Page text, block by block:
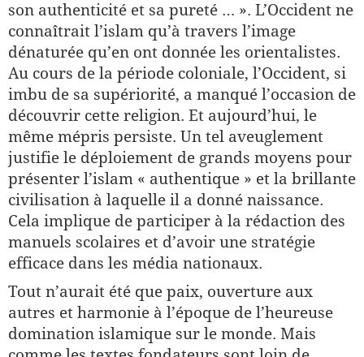
son authenticité et sa pureté … ». L’Occident ne
connaîtrait l’islam qu’à travers l’image
dénaturée qu’en ont donnée les orientalistes.
Au cours de la période coloniale, l’Occident, si
imbu de sa supériorité, a manqué l’occasion de
découvrir cette religion. Et aujourd’hui, le
même mépris persiste. Un tel aveuglement
justifie le déploiement de grands moyens pour
présenter l’islam « authentique » et la brillante
civilisation à laquelle il a donné naissance.
Cela implique de participer à la rédaction des
manuels scolaires et d’avoir une stratégie
efficace dans les média nationaux.
Tout n’aurait été que paix, ouverture aux
autres et harmonie à l’époque de l’heureuse
domination islamique sur le monde. Mais